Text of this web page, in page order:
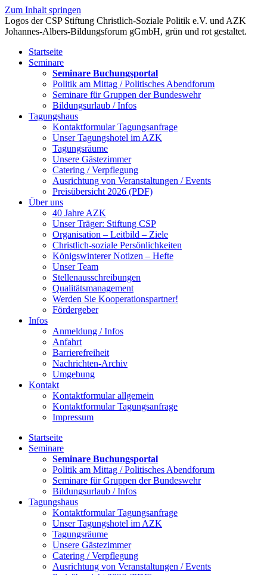
Zum Inhalt springen
Startseite
Seminare
Seminare Buchungsportal
Politik am Mittag / Politisches Abendforum
Seminare für Gruppen der Bundeswehr
Bildungsurlaub / Infos
Tagungshaus
Kontaktformular Tagungsanfrage
Unser Tagungshotel im AZK
Tagungsräume
Unsere Gästezimmer
Catering / Verpflegung
Ausrichtung von Veranstaltungen / Events
Preisübersicht 2026 (PDF)
Über uns
40 Jahre AZK
Unser Träger: Stiftung CSP
Organisation – Leitbild – Ziele
Christlich-soziale Persönlichkeiten
Königswinterer Notizen – Hefte
Unser Team
Stellenausschreibungen
Qualitätsmanagement
Werden Sie Kooperationspartner!
Fördergeber
Infos
Anmeldung / Infos
Anfahrt
Barrierefreiheit
Nachrichten-Archiv
Umgebung
Kontakt
Kontaktformular allgemein
Kontaktformular Tagungsanfrage
Impressum
Startseite
Seminare
Seminare Buchungsportal
Politik am Mittag / Politisches Abendforum
Seminare für Gruppen der Bundeswehr
Bildungsurlaub / Infos
Tagungshaus
Kontaktformular Tagungsanfrage
Unser Tagungshotel im AZK
Tagungsräume
Unsere Gästezimmer
Catering / Verpflegung
Ausrichtung von Veranstaltungen / Events